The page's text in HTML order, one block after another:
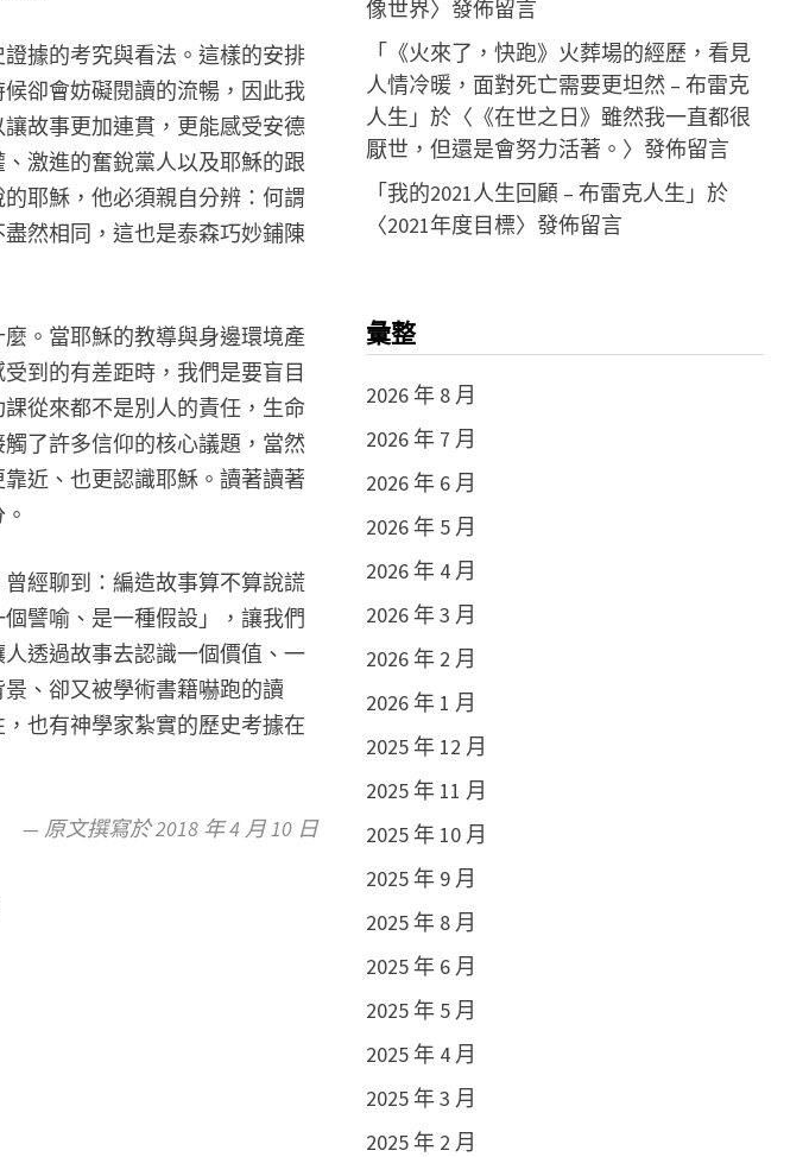
據的考究與看法。這樣的安排
卻會妨礙閱讀的流暢，因此我
故事更加連貫，更能感受安德
激進的奮銳黨人以及耶穌的跟
耶穌，他必須親自分辨：何謂
然相同，這也是泰森巧妙鋪陳
。當耶穌的教導與身邊環境產
到的有差距時，我們是要盲目
從來都不是別人的責任，生命
了許多信仰的核心議題，當然
近、也更認識耶穌。讀著讀著
經聊到：編造故事算不算說謊
譬喻、是一種假設」，讓我們
透過故事去認識一個價值、一
、卻又被學術書籍嚇跑的讀
也有神學家紮實的歷史考據在
— 原文撰寫於 2018 年 4 月 10 日
像世界〉發佈留言
「 《火來了，快跑》火葬場的經歷，看見
人情冷暖，面對死亡需要更坦然 – 布雷克
人生 」於〈 《在世之日》雖然我一直都很
厭世，但還是會努力活著。 〉發佈留言
「我的2021人生回顧 – 布雷克人生 」於
〈2021年度目標〉發佈留言
彙整
2026 年 8 月
2026 年 7 月
2026 年 6 月
2026 年 5 月
2026 年 4 月
2026 年 3 月
2026 年 2 月
2026 年 1 月
2025 年 12 月
2025 年 11 月
2025 年 10 月
2025 年 9 月
2025 年 8 月
2025 年 6 月
2025 年 5 月
2025 年 4 月
2025 年 3 月
2025 年 2 月